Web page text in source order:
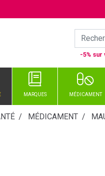
-5% sur
MARQUES MÉDICAMENT
MÉDICAMENT